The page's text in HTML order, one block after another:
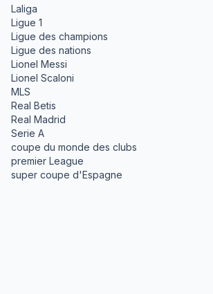
Laliga
Ligue 1
Ligue des champions
Ligue des nations
Lionel Messi
Lionel Scaloni
MLS
Real Betis
Real Madrid
Serie A
coupe du monde des clubs
premier League
super coupe d'Espagne